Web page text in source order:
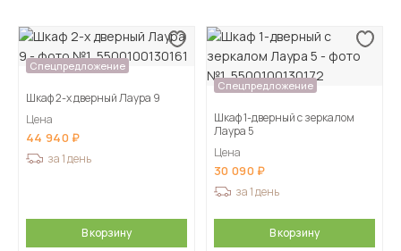
Спецпредложение
Шкаф 2-х дверный Лаура 9
Цена
44 940
за 1 день
В корзину
Спецпредложение
Шкаф 1-дверный с зеркалом
Лаура 5
Цена
30 090
за 1 день
В корзину